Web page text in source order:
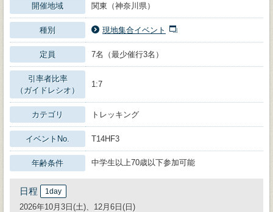
開催地域 関東（神奈川県）
種別 現地集合イベント
定員 7名（最少催行3名）
引率者比率
（ガイドレシオ）
1:7
カテゴリ トレッキング
イベントNo. T14HF3
年齢条件 中学生以上70歳以下参加可能
日程 1day
2026年10月3日(土)、12月6日(日)